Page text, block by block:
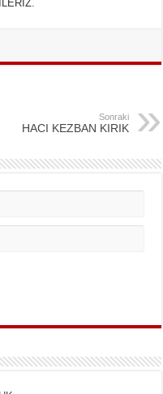
Sonraki
HACI KEZBAN KIRIK